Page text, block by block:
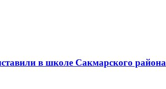
в школе Сакмарского района